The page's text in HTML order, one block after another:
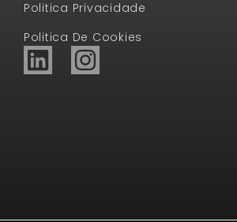
Politica Privacidade
Politica De Cookies